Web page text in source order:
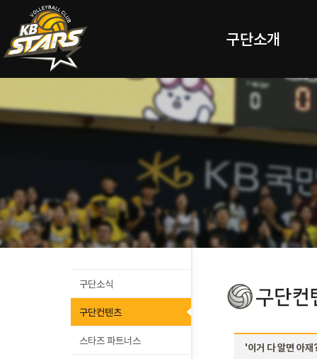
구단소개
구단소식
구단컨텐츠
스타즈 파트너스
'이거 다 알면 아